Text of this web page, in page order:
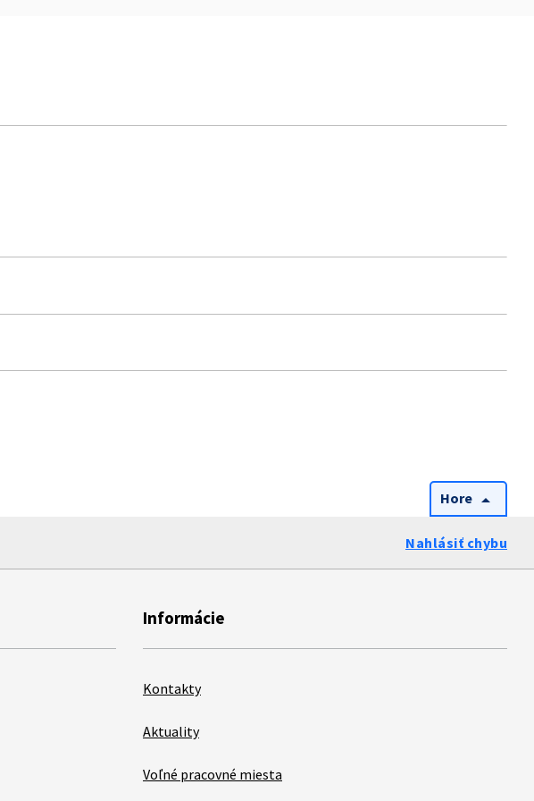
Hore arrow_drop_up
Nahlásiť chybu
Informácie
Kontakty
Aktuality
Voľné pracovné miesta